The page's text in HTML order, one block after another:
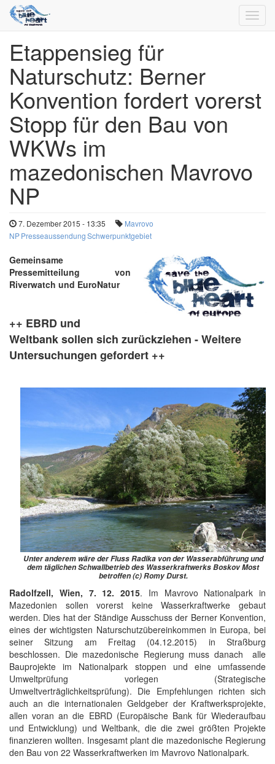
Direkt
zum
Inhalt
Etappensieg für
Naturschutz: Berner
Konvention fordert vorerst
Stopp für den Bau von
WKWs im
mazedonischen Mavrovo
NP
7. Dezember 2015 - 13:35
Mavrovo
NPPresseaussendungSchwerpunktgebiet
Gemeinsame
Pressemitteilung von
Riverwatch und EuroNatur
++ EBRD und
Weltbank sollen sich zurückziehen - Weitere
Untersuchungen gefordert ++
Unter anderem wäre der Fluss Radika von der Wasserabführung und
dem täglichen Schwallbetrieb des Wasserkraftwerks Boskov Most
betroffen (c) Romy Durst.
Radolfzell, Wien, 7. 12. 2015. Im Mavrovo Nationalpark in
Mazedonien sollen vorerst keine Wasserkraftwerke gebaut
werden. Dies hat der Ständige Ausschuss der Berner Konvention,
eines der wichtigsten Naturschutzübereinkommen in Europa, bei
seiner Sitzung am Freitag (04.12.2015) in Straßburg
beschlossen. Die mazedonische Regierung muss danach alle
Bauprojekte im Nationalpark stoppen und eine umfassende
Umweltprüfung vorlegen (Strategische
Umweltverträglichkeitsprüfung). Die Empfehlungen richten sich
auch an die internationalen Geldgeber der Kraftwerksprojekte,
allen voran an die EBRD (Europäische Bank für Wiederaufbau
und Entwicklung) und Weltbank, die die zwei größten Projekte
finanzieren wollten. Insgesamt plant die mazedonische Regierung
den Bau von 22 Wasserkraftwerken im Mavrovo Nationalpark.